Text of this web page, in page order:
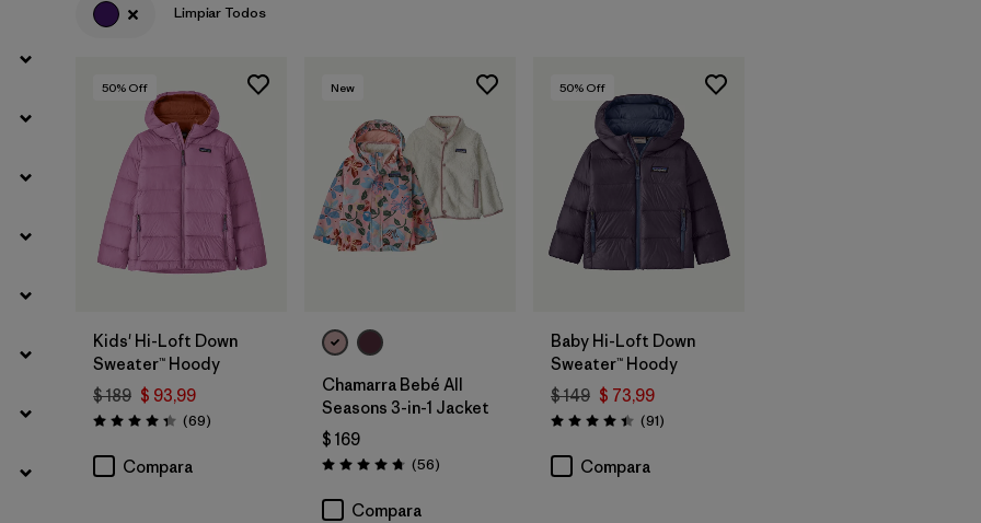
Filtrar por
Materials & Fabric
Filtrar por
Kids
Filtrar por
Warmth Index
Limpiar Todos
50% Off
Kids' Hi-Loft Down
Sweater™ Hoody
$ 189 $ 93,99
Valoración: 4.3 / 5
(69Comentarios
)
Compara
New
Chamarra Bebé All
Seasons 3-in-1 Jacket
$ 169
Valoración: 4.8 / 5
(56Comentarios
)
Compara
50% Off
Baby Hi-Loft Down
Sweater™ Hoody
$ 149 $ 73,99
Valoración: 4.4 / 5
(91Comentarios
)
Compara